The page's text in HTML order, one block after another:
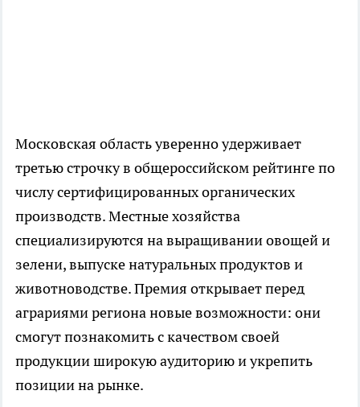
Московская область уверенно удерживает
третью строчку в общероссийском рейтинге по
числу сертифицированных органических
производств. Местные хозяйства
специализируются на выращивании овощей и
зелени, выпуске натуральных продуктов и
животноводстве. Премия открывает перед
аграриями региона новые возможности: они
смогут познакомить с качеством своей
продукции широкую аудиторию и укрепить
позиции на рынке.